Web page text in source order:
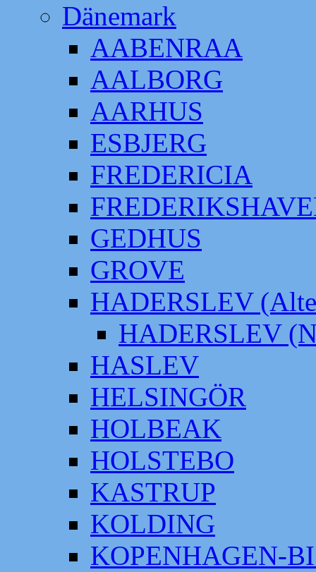
Dänemark
AABENRAA
AALBORG
AARHUS
ESBJERG
FREDERICIA
GEDHUS
GROVE
HADERSLEV
HADERSLEV
HASLEV
HELSINGÖR
HOLBEAK
HOLSTEBO
KASTRUP
KOLDING
KOPENHAGEN-